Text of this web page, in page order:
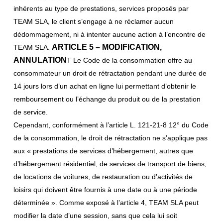
inhérents au type de prestations, services proposés par
TEAM SLA, le client s’engage à ne réclamer aucun
dédommagement, ni à intenter aucune action à l’encontre de
TEAM SLA. ARTICLE 5 – MODIFICATION,
ANNULATIONT Le Code de la consommation offre au
consommateur un droit de rétractation pendant une durée de
14 jours lors d’un achat en ligne lui permettant d’obtenir le
remboursement ou l’échange du produit ou de la prestation
de service.
Cependant, conformément à l’article L. 121-21-8 12° du Code
de la consommation, le droit de rétractation ne s’applique pas
aux « prestations de services d’hébergement, autres que
d’hébergement résidentiel, de services de transport de biens,
de locations de voitures, de restauration ou d’activités de
loisirs qui doivent être fournis à une date ou à une période
déterminée ». Comme exposé à l’article 4, TEAM SLA peut
modifier la date d’une session, sans que cela lui soit